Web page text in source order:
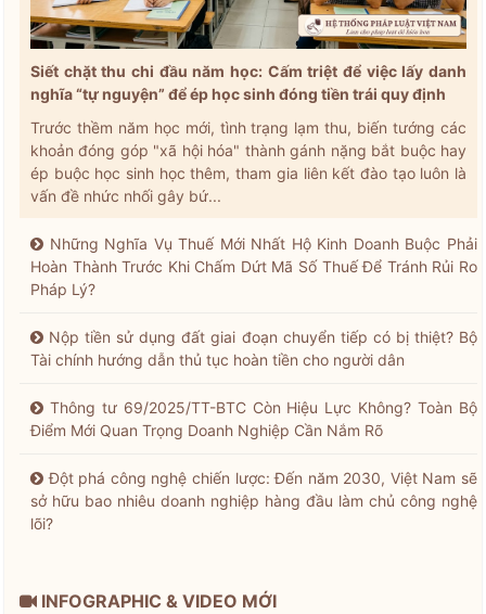
Siết chặt thu chi đầu năm học: Cấm triệt để việc lấy danh
nghĩa “tự nguyện” để ép học sinh đóng tiền trái quy định
Trước thềm năm học mới, tình trạng lạm thu, biến tướng các
khoản đóng góp "xã hội hóa" thành gánh nặng bắt buộc hay
ép buộc học sinh học thêm, tham gia liên kết đào tạo luôn là
vấn đề nhức nhối gây bứ...
Những Nghĩa Vụ Thuế Mới Nhất Hộ Kinh Doanh Buộc Phải
Hoàn Thành Trước Khi Chấm Dứt Mã Số Thuế Để Tránh Rủi Ro
Pháp Lý?
Nộp tiền sử dụng đất giai đoạn chuyển tiếp có bị thiệt? Bộ
Tài chính hướng dẫn thủ tục hoàn tiền cho người dân
Thông tư 69/2025/TT-BTC Còn Hiệu Lực Không? Toàn Bộ
Điểm Mới Quan Trọng Doanh Nghiệp Cần Nắm Rõ
Đột phá công nghệ chiến lược: Đến năm 2030, Việt Nam sẽ
sở hữu bao nhiêu doanh nghiệp hàng đầu làm chủ công nghệ
lõi?
INFOGRAPHIC & VIDEO MỚI